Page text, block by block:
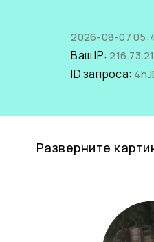
2026-08-07
Ваш IP:
ID запроса:
Разверните